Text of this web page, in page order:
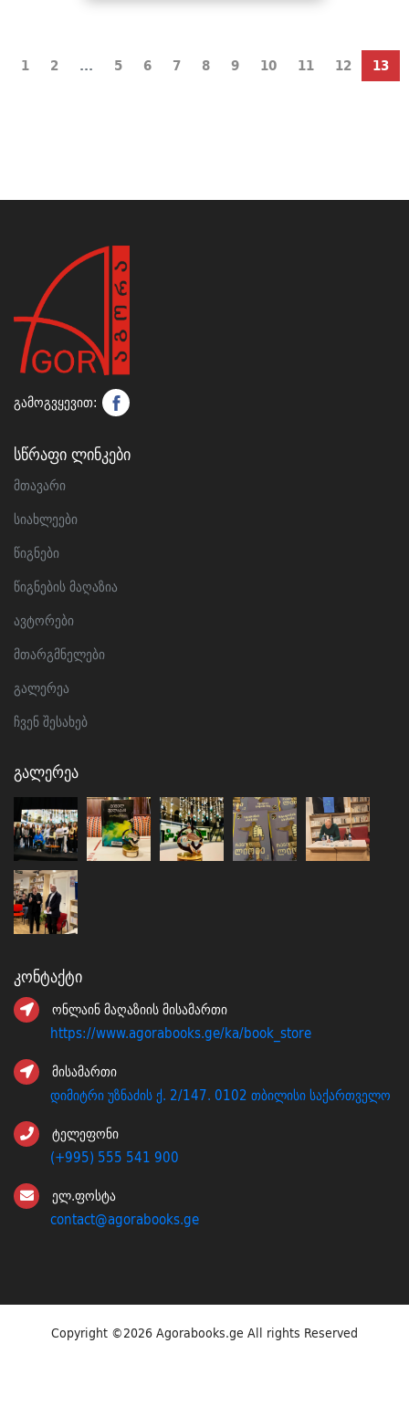
1 2 ... 5 6 7 8 9 10 11 12 13
გამოგვყევით:
Სწრაფი Ლინკები
მთავარი
სიახლეები
წიგნები
წიგნების მაღაზია
ავტორები
მთარგმნელები
გალერეა
ჩვენ შესახებ
Გალერეა
Კონტაქტი
ონლაინ მაღაზიის მისამართი
https://www.agorabooks.ge/ka/book_store
მისამართი
დიმიტრი უზნაძის ქ. 2/147. 0102 თბილისი საქართველო
ტელეფონი
(+995) 555 541 900
ელ.ფოსტა
contact@agorabooks.ge
Copyright ©2026 Agorabooks.ge All rights Reserved